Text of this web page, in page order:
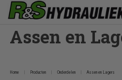
Assen en
Home Producten Onderdelen Assen en Lagers